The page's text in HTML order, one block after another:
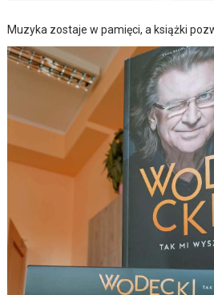
Muzyka zostaje w pamięci, a książki